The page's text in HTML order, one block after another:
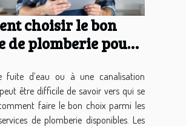
choisir le bon
de plomberie pour
fuite d’eau ou à une canalisation
être difficile de savoir vers qui se
faire le bon choix parmi les
de plomberie disponibles. Les